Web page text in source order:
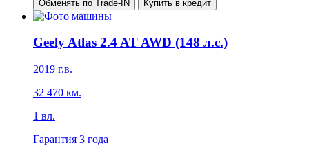
Обменять по Trade-IN Купить в кредит
Geely Atlas 2.4 AT AWD (148 л.с.)
2019 г.в.
32 470 км.
1 вл.
Гарантия 3 года